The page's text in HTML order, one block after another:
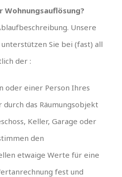
Wohnungsauflösung?
Unsere
Sie bei (fast) all
der :
oder einer Person Ihres
das Räumungsobjekt
Keller, Garage oder
den
etwaige Werte für eine
fest und